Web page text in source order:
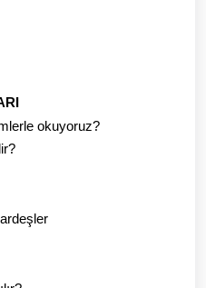
okuyoruz?